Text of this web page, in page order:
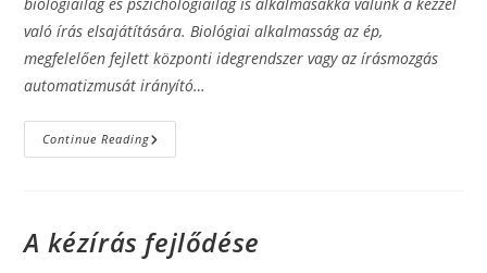
biológiailag és pszichológiailag is alkalmasakká válunk a kézzel
való írás elsajátítására. Biológiai alkalmasság az ép,
megfelelően fejlett központi idegrendszer vagy az írásmozgás
automatizmusát irányító…
Continue ReadingAhol
Az
A kézírás fejlődése